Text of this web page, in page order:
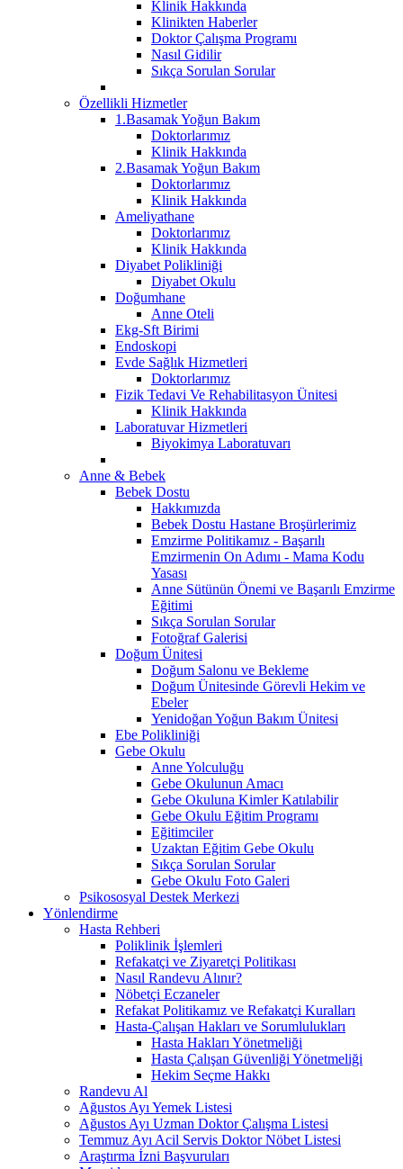
Klinik Hakkında
Klinikten Haberler
Doktor Çalışma Programı
Nasıl Gidilir
Sıkça Sorulan Sorular
Özellikli Hizmetler
1.Basamak Yoğun Bakım
Doktorlarımız
Klinik Hakkında
2.Basamak Yoğun Bakım
Doktorlarımız
Klinik Hakkında
Ameliyathane
Doktorlarımız
Klinik Hakkında
Diyabet Polikliniği
Diyabet Okulu
Doğumhane
Anne Oteli
Ekg-Sft Birimi
Endoskopi
Evde Sağlık Hizmetleri
Doktorlarımız
Fizik Tedavi Ve Rehabilitasyon Ünitesi
Klinik Hakkında
Laboratuvar Hizmetleri
Biyokimya Laboratuvarı
Anne & Bebek
Bebek Dostu
Hakkımızda
Bebek Dostu Hastane Broşürlerimiz
Emzirme Politikamız - Başarılı
Emzirmenin On Adımı - Mama Kodu
Yasası
Anne Sütünün Önemi ve Başarılı Emzirme
Eğitimi
Sıkça Sorulan Sorular
Fotoğraf Galerisi
Doğum Ünitesi
Doğum Salonu ve Bekleme
Doğum Ünitesinde Görevli Hekim ve
Ebeler
Yenidoğan Yoğun Bakım Ünitesi
Ebe Polikliniği
Gebe Okulu
Anne Yolculuğu
Gebe Okulunun Amacı
Gebe Okuluna Kimler Katılabilir
Gebe Okulu Eğitim Programı
Eğitimciler
Uzaktan Eğitim Gebe Okulu
Sıkça Sorulan Sorular
Gebe Okulu Foto Galeri
Psikososyal Destek Merkezi
Yönlendirme
Hasta Rehberi
Poliklinik İşlemleri
Refakatçi ve Ziyaretçi Politikası
Nasıl Randevu Alınır?
Nöbetçi Eczaneler
Refakat Politikamız ve Refakatçi Kuralları
Hasta-Çalışan Hakları ve Sorumlulukları
Hasta Hakları Yönetmeliği
Hasta Çalışan Güvenliği Yönetmeliği
Hekim Seçme Hakkı
Randevu Al
Ağustos Ayı Yemek Listesi
Ağustos Ayı Uzman Doktor Çalışma Listesi
Temmuz Ayı Acil Servis Doktor Nöbet Listesi
Araştırma İzni Başvuruları